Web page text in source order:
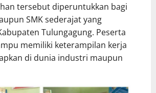
tersebut diperuntukkan bagi
SMK sederajat yang
Tulungagung. Peserta
memiliki keterampilan kerja
di dunia industri maupun